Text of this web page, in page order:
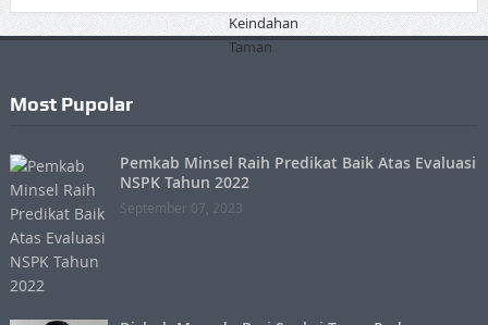
Most Pupolar
Pemkab Minsel Raih Predikat Baik Atas Evaluasi
NSPK Tahun 2022
September 07, 2023